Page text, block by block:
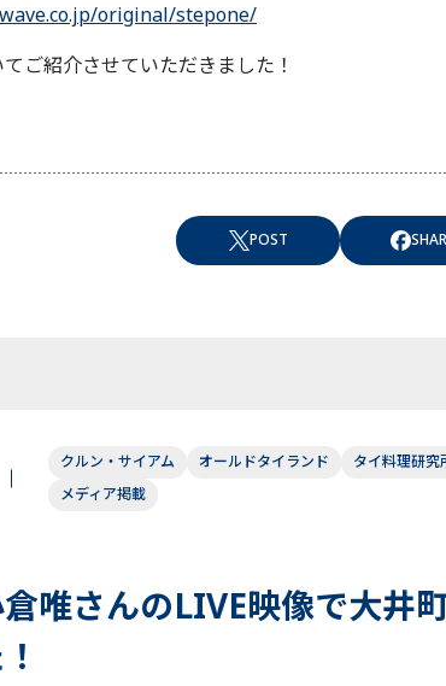
original/stepone/
ご紹介させていただきました！
POST
クルン・サイアム オールドタイランド タイ料理研究
メディア掲載
唯さんのLIVE映像で大井